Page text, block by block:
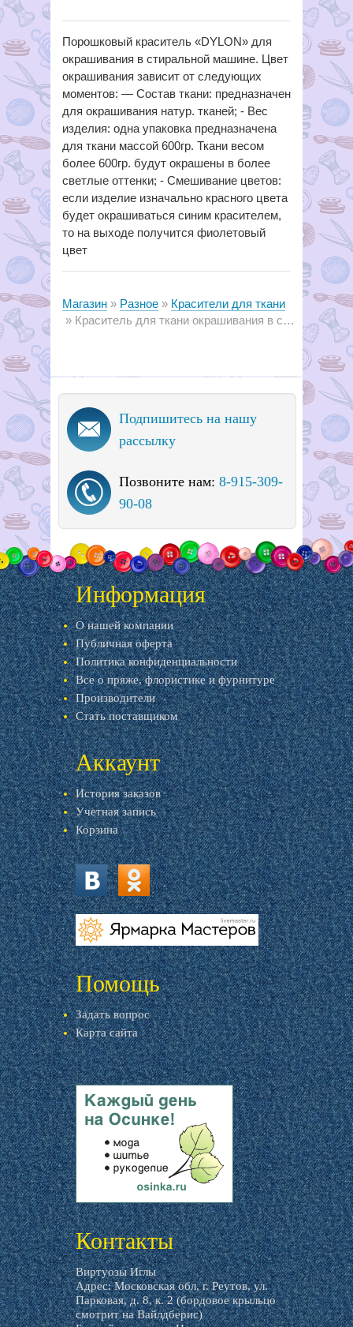
Порошковый краситель «DYLON» для
окрашивания в стиральной машине. Цвет
окрашивания зависит от следующих
моментов: — Состав ткани: предназначен
для окрашивания натур. тканей; - Вес
изделия: одна упаковка предназначена
для ткани массой 600гр. Ткани весом
более 600гр. будут окрашены в более
светлые оттенки; - Смешивание цветов:
если изделие изначально красного цвета
будет окрашиваться синим красителем,
то на выходе получится фиолетовый
цвет
Магазин Разное
Красители для ткани
Краситель для ткани окрашивания в стир.машине "DYLON"
Подпишитесь на нашу
рассылку
Позвоните нам: 8-915-309-
90-08
Информация
О нашей компании
Публичная оферта
Политика конфиденциальности
Все о пряже, флористике и фурнитуре
Производители
Стать поставщиком
Аккаунт
История заказов
Учетная запись
Корзина
vk.com ok.ru
livemaster.ru
Помощь
Задать вопрос
Карта сайта
livemaster.ru
Контакты
Виртуозы Иглы
Адрес: Московская обл, г. Реутов, ул.
Парковая, д. 8, к. 2 (бордовое крыльцо
смотрит на Вайлдберис)